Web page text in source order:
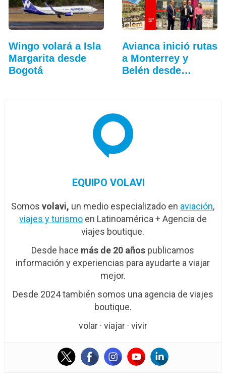
Wingo volará a Isla
Margarita desde
Bogotá
Avianca inició rutas
a Monterrey y
Belén desde
EQUIPO VOLAVI
Somosvolavi, un medio especializado en aviación,
viajes y turismoen Latinoamérica + Agencia de
viajes boutique.
Desde hace más de 20 años publicamos
información y experiencias para ayudarte a viajar
mejor.
Desde 2024 también somos una agencia de viajes
boutique.
volar · viajar · vivir